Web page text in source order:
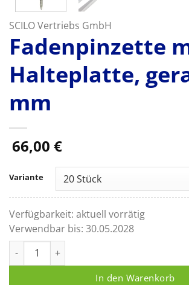
SCILO Vertriebs GmbH
Fadenpinzette
Halteplatte,
mm
66,00 €
Variante
Verfügbarkeit: aktuell vorrätig
Verwendbar bis: 30.05.2028
Fadenpinzette mit Halteplatte, gerade, 90
In den Warenkorb